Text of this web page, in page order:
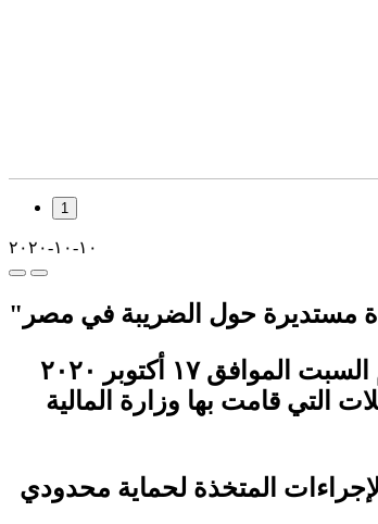
1
١٠-١٠-٢٠٢٠
مستديرة حول الضريبة في مصر
في إطار خطة عمل المجلس لحماية وتعزيز حقوق الإنسان في مصر، يعقد المجلس مائدة مستديرة يوم السبت الموافق ١٧ أكتوبر ٢٠٢٠
التي قامت بها وزارة المالية
المتخذة لحماية محدودي